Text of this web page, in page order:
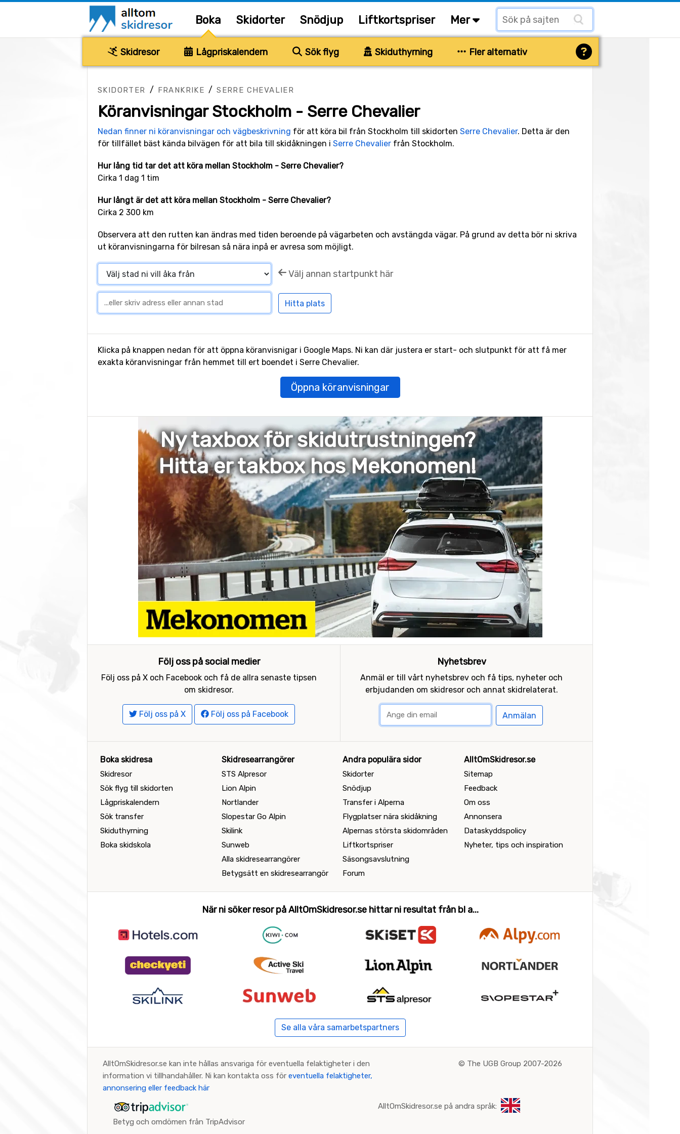
Boka Skidorter Snödjup Liftkortspriser Mer
Skidresor Lågpriskalendern Sök flyg Skiduthyrning Fler alternativ
SKIDORTER / FRANKRIKE /SERRE CHEVALIER
Köranvisningar Stockholm - Serre Chevalier
Nedan finner ni köranvisningar och vägbeskrivning för att köra bil från Stockholm till skidorten Serre Chevalier. Detta är den
för tillfället bäst kända bilvägen för att bila till skidåkningen i Serre Chevalier från Stockholm.
Hur lång tid tar det att köra mellan Stockholm - Serre Chevalier?
Cirka 1 dag 1 tim
Hur långt är det att köra mellan Stockholm - Serre Chevalier?
Cirka 2 300 km
Observera att den rutten kan ändras med tiden beroende på vägarbeten och avstängda vägar. På grund av detta bör ni skriva
ut köranvisningarna för bilresan så nära inpå er avresa som möjligt.
Välj annan startpunkt här
Klicka på knappen nedan för att öppna köranvisnigar i Google Maps. Ni kan där justera er start- och slutpunkt för att få mer
exakta köranvisningar från hemmet till ert boendet i Serre Chevalier.
Öppna köranvisningar
Ny taxbox för skidutrustningen?
Hitta er takbox hos Mekonomen!
Följ oss på social medier
Följ oss på X och Facebook och få de allra senaste tipsen
om skidresor.
Följ oss på X Följ oss på Facebook
Nyhetsbrev
Anmäl er till vårt nyhetsbrev och få tips, nyheter och
erbjudanden om skidresor och annat skidrelaterat.
Anmälan
Boka skidresa
Skidresor
Sök flyg till skidorten
Lågpriskalendern
Sök transfer
Skiduthyrning
Boka skidskola
Skidresearrangörer
STS Alpresor
Lion Alpin
Nortlander
Slopestar Go Alpin
Skilink
Sunweb
Alla skidresearrangörer
Betygsätt en skidresearrangör
Andra populära sidor
Skidorter
Snödjup
Transfer i Alperna
Flygplatser nära skidåkning
Alpernas största skidområden
Liftkortspriser
Säsongsavslutning
Forum
AlltOmSkidresor.se
Sitemap
Feedback
Om oss
Annonsera
Dataskyddspolicy
Nyheter, tips och inspiration
När ni söker resor på AlltOmSkidresor.se hittar ni resultat från bl a...
Se alla våra samarbetspartners
AlltOmSkidresor.se kan inte hållas ansvariga för eventuella felaktigheter i den
information vi tillhandahåller. Ni kan kontakta oss för eventuella felaktigheter,
annonsering eller feedback här
© The UGB Group 2007-2026
Betyg och omdömen från TripAdvisor
AlltOmSkidresor.se på andra språk: